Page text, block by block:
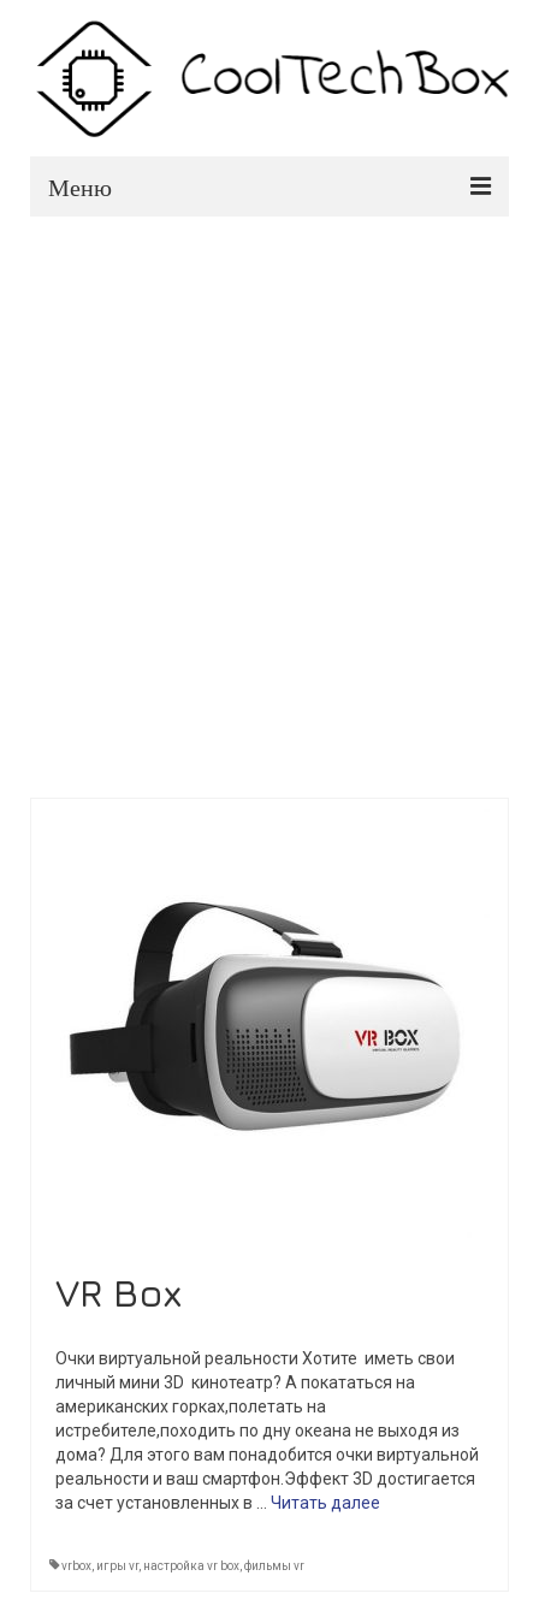
Меню
VR Box
Очки виртуальной реальности Хотите иметь свои
личный мини 3D кинотеатр? А покататься на
американских горках,полетать на
истребителе,походить по дну океана не выходя из
дома? Для этого вам понадобится очки виртуальной
реальности и ваш смартфон.Эффект 3D достигается
за счет установленных в … Читать далее
vrbox, игры vr, настройка vr box,фильмы vr